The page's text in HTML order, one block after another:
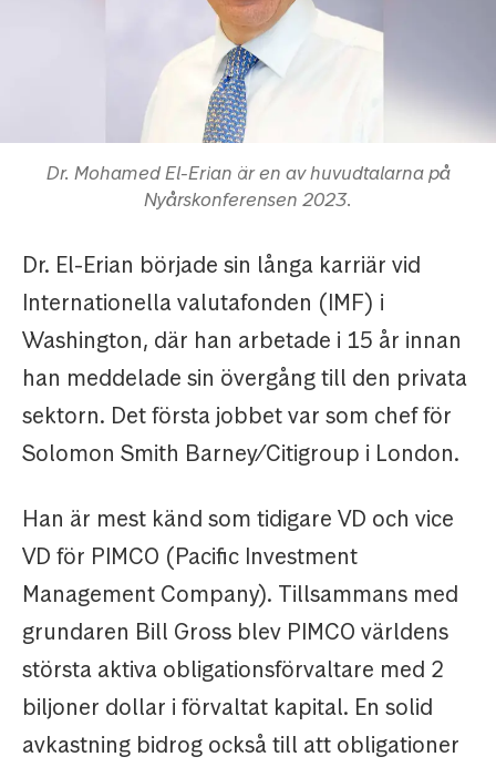
Dr. Mohamed El-Erian är en av huvudtalarna på
Nyårskonferensen 2023.
Dr. El-Erian började sin långa karriär vid
Internationella valutafonden (IMF) i
Washington, där han arbetade i 15 år innan
han meddelade sin övergång till den privata
sektorn. Det första jobbet var som chef för
Solomon Smith Barney/Citigroup i London.
Han är mest känd som tidigare VD och vice
VD för PIMCO (Pacific Investment
Management Company). Tillsammans med
grundaren Bill Gross blev PIMCO världens
största aktiva obligationsförvaltare med 2
biljoner dollar i förvaltat kapital. En solid
avkastning bidrog också till att obligationer